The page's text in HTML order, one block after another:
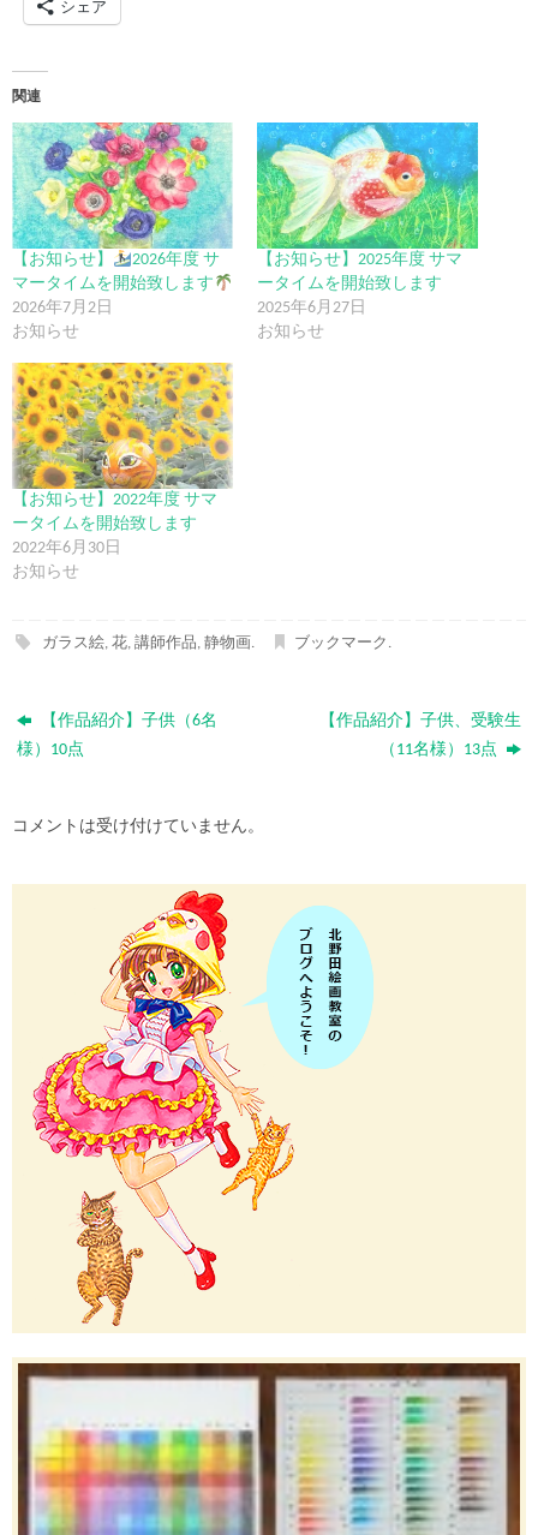
シェア
関連
【お知らせ】
2026年度 サ
マータイムを開始致します
2026年7月2日
お知らせ
【お知らせ】2025年度 サマ
ータイムを開始致します
2025年6月27日
お知らせ
【お知らせ】2022年度 サマ
ータイムを開始致します
2022年6月30日
お知らせ
ガラス絵, 花, 講師作品, 静物画. ブックマーク .
【作品紹介】子供（6名
様）10点
【作品紹介】子供、受験生
（11名様）13点
コメントは受け付けていません。